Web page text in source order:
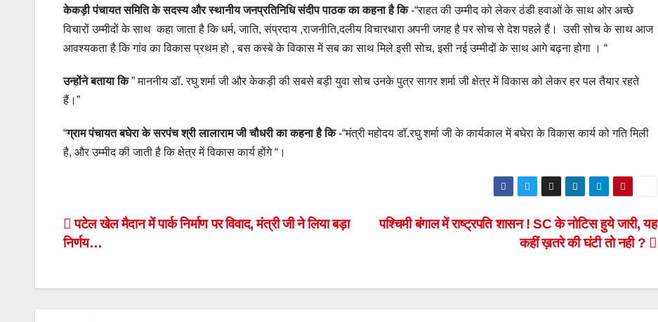
केकड़ी पंचायत समिति के सदस्य और स्थानीय जनप्रतिनिधि संदीप पाठक का कहना है कि-“राहत की उम्मीद को लेकर ठंडी हवाओं के साथ ओर अच्छे
विचारों उम्मीदों के साथ कहा जाता है कि धर्म, जाति, संप्रदाय ,राजनीति,दलीय विचारधारा अपनी जगह है पर सोच से देश पहले हैं। उसी सोच के साथ आज
आवश्यकता है कि गांव का विकास प्रथम हो , बस कस्बे के विकास में सब का साथ मिले इसी सोच, इसी नई उम्मीदों के साथ आगे बढ़ना होगा । “
उन्होंने बताया कि” माननीय डॉ. रघु शर्मा जी और केकड़ी की सबसे बड़ी युवा सोच उनके पुत्र सागर शर्मा जी क्षेत्र में विकास को लेकर हर पल तैयार रहते
हैं।”
“ग्राम पंचायत बघेरा के सरपंच श्री लालाराम जी चौधरी का कहना है कि-“मंत्री महोदय डॉ.रघु शर्मा जी के कार्यकाल में बघेरा के विकास कार्य को गति मिली
है, और उम्मीद की जाती है कि क्षेत्र में विकास कार्य होंगे “।
Post
पश्चिमी बंगाल में राष्ट्रपति शासन ! SC के नोटिस हुये जारी, यह
कहीं ख़तरे की घंटी तो नही ?
पटेल खेल मैदान में पार्क निर्माण पर विवाद, मंत्री जी ने लिया बड़ा
निर्णय…